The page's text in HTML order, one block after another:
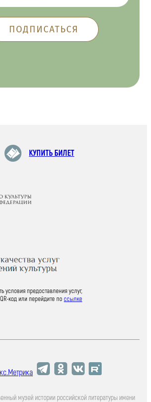
КУПИТЬ БИЛЕТ
условия предоставления услуг,
код или перейдите поссылке
музей истории российской литературы имени